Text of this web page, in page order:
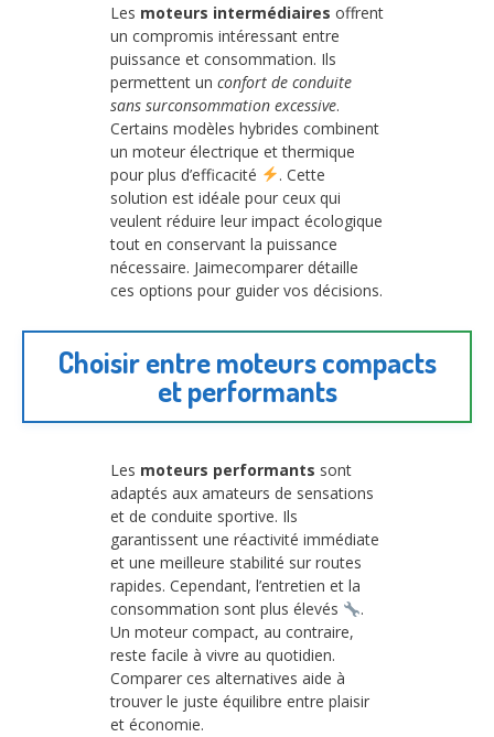
Les moteurs intermédiaires offrent
un compromis intéressant entre
puissance et consommation. Ils
permettent un confort de conduite
sans surconsommation excessive.
Certains modèles hybrides combinent
un moteur électrique et thermique
pour plus d’efficacité
. Cette
solution est idéale pour ceux qui
veulent réduire leur impact écologique
tout en conservant la puissance
nécessaire. Jaimecomparer détaille
ces options pour guider vos décisions.
Choisir entre moteurs compacts
et performants
Les moteurs performants sont
adaptés aux amateurs de sensations
et de conduite sportive. Ils
garantissent une réactivité immédiate
et une meilleure stabilité sur routes
rapides. Cependant, l’entretien et la
consommation sont plus élevés
.
Un moteur compact, au contraire,
reste facile à vivre au quotidien.
Comparer ces alternatives aide à
trouver le juste équilibre entre plaisir
et économie.